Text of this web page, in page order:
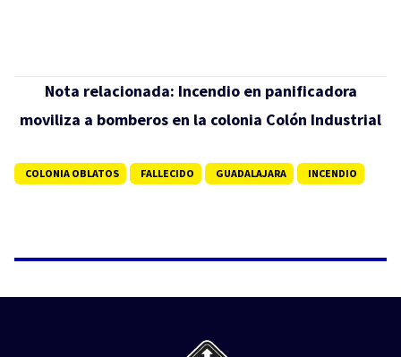
Nota relacionada: Incendio en panificadora
moviliza a bomberos en la colonia Colón Industrial
COLONIA OBLATOS FALLECIDO GUADALAJARA INCENDIO